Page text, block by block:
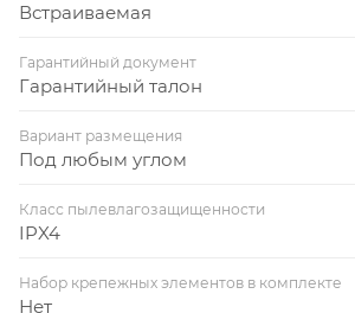
Встраиваемая
Гарантийный документ
Гарантийный талон
Вариант размещения
Под любым углом
Класс пылевлагозащищенности
IPX4
Набор крепежных элементов в комплекте
Нет